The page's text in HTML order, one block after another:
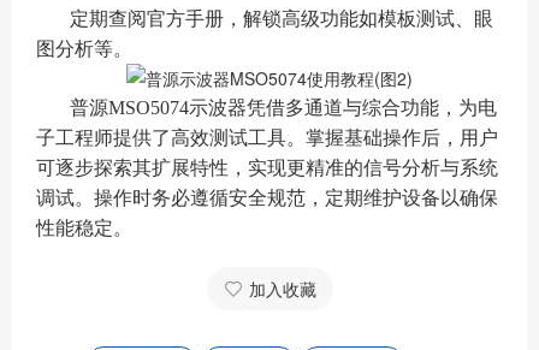
定期查阅官方手册，解锁高级功能如模板测试、眼
图分析等。
普源MSO5074示波器凭借多通道与综合功能，为电
子工程师提供了高效测试工具。掌握基础操作后，用户
可逐步探索其扩展特性，实现更精准的信号分析与系统
调试。操作时务必遵循安全规范，定期维护设备以确保
性能稳定。
加入收藏